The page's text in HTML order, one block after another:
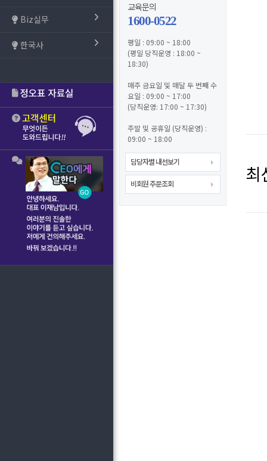
Biz실무
한국사
교육문의
1600-0522
평일 : 09:00 ~ 18:00
(평일 당직운영 : 18:00 ~
18:30)
매주 금요일 및 매달 두 번째 수
요일 : 09:00 ~ 17:00
(당직운영: 17:00 ~ 17:30)
주말 및 공휴일 (당직운영) :
09:00 ~ 18:00
담당자별 내선보기
비회원 주문조회 최